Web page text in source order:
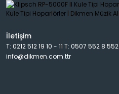
İletişim
T: 0212 512 19 10 - 11 T: 0507 552 8 552
info@dikmen.com.ttr